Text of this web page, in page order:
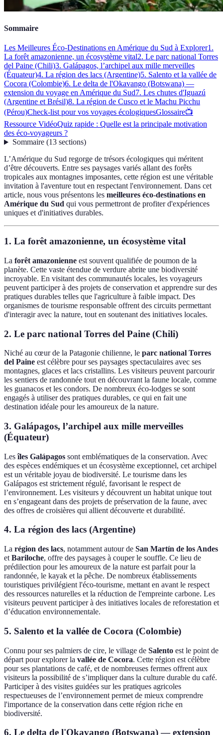
Sommaire
Les Meilleures Éco-Destinations en Amérique du Sud à Explorer1.
La forêt amazonienne, un écosystème vital2. Le parc national Torres
del Paine (Chili)3. Galápagos, l’archipel aux mille merveilles
(Équateur)4. La région des lacs (Argentine)5. Salento et la vallée de
Cocora (Colombie)6. Le delta de l'Okavango (Botswana) —
extension du voyage en Amérique du Sud7. Les chutes d'Iguazú
(Argentine et Brésil)8. La région de Cusco et le Machu Picchu
(Pérou)Check-list pour vos voyages écologiquesGlossaire📺
Ressource VidéoQuiz rapide : Quelle est la principale motivation
des éco-voyageurs ?
Sommaire(13 sections)
L’Amérique du Sud regorge de trésors écologiques qui méritent
d’être découverts. Entre ses paysages variés allant des forêts
tropicales aux montagnes imposantes, cette région est une véritable
invitation à l'aventure tout en respectant l'environnement. Dans cet
article, nous vous présentons les meilleures éco-destinations en
Amérique du Sud qui vous permettront de profiter d'expériences
uniques et d'initiatives durables.
1. La forêt amazonienne, un écosystème vital
La forêt amazonienne est souvent qualifiée de poumon de la
planète. Cette vaste étendue de verdure abrite une biodiversité
incroyable. En visitant des communautés locales, les voyageurs
peuvent participer à des projets de conservation et apprendre sur des
pratiques durables telles que l'agriculture à faible impact. Des
organismes de tourisme responsable offrent des circuits permettant
d'interagir avec la nature, tout en soutenant des initiatives locales.
2. Le parc national Torres del Paine (Chili)
Niché au cœur de la Patagonie chilienne, le parc national Torres
del Paine est célèbre pour ses paysages spectaculaires avec ses
montagnes, glaces et lacs cristallins. Les visiteurs peuvent parcourir
les sentiers de randonnée tout en découvrant la faune locale, comme
les guanacos et les condors. De nombreux éco-lodges se sont
engagés à utiliser des pratiques durables, ce qui en fait une
destination idéale pour les amoureux de la nature.
3. Galápagos, l’archipel aux mille merveilles
(Équateur)
Lesîles Galápagos sont emblématiques de la conservation. Avec
des espèces endémiques et un écosystème exceptionnel, cet archipel
est un véritable joyau de biodiversité. Le tourisme dans les
Galápagos est strictement régulé, favorisant le respect de
l’environnement. Les visiteurs y découvrent un habitat unique tout
en s’engageant dans des projets de préservation de la faune, avec
des offres de croisières qui allient découverte et durabilité.
4. La région des lacs (Argentine)
La région des lacs, notamment autour de San Martín de los Andes
et Bariloche, offre des paysages à couper le souffle. Ce lieu de
prédilection pour les amoureux de la nature est parfait pour la
randonnée, le kayak et la pêche. De nombreux établissements
touristiques privilégient l'éco-tourisme, mettant en avant le respect
des ressources naturelles et la réduction de l'empreinte carbone. Les
visiteurs peuvent participer à des initiatives locales de reforestation et
d’éducation environnementale.
5. Salento et la vallée de Cocora (Colombie)
Connu pour ses palmiers de cire, le village de Salento est le point de
départ pour explorer la vallée de Cocora. Cette région est célèbre
pour ses plantations de café, et de nombreuses fermes offrent aux
visiteurs la possibilité de s’impliquer dans la culture durable du café.
Participer à des visites guidées sur les pratiques agricoles
respectueuses de l’environnement permet de mieux comprendre
l'importance de la conservation dans cette région riche en
biodiversité.
6. Le delta de l'Okavango (Botswana) — extension